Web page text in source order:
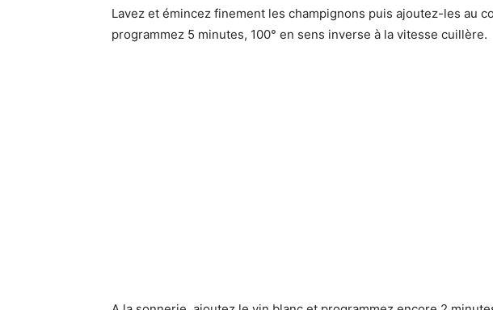
Lavez et émincez finement les champignons puis ajoutez-les au
programmez 5 minutes, 100° en sens inverse à la vitesse cuillère.